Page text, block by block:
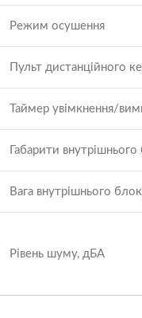
Режим осушення
Пульт дистанційного
Таймер увімкнення/
Габарити
Вага внутрішнього
Рівень шуму, дБА